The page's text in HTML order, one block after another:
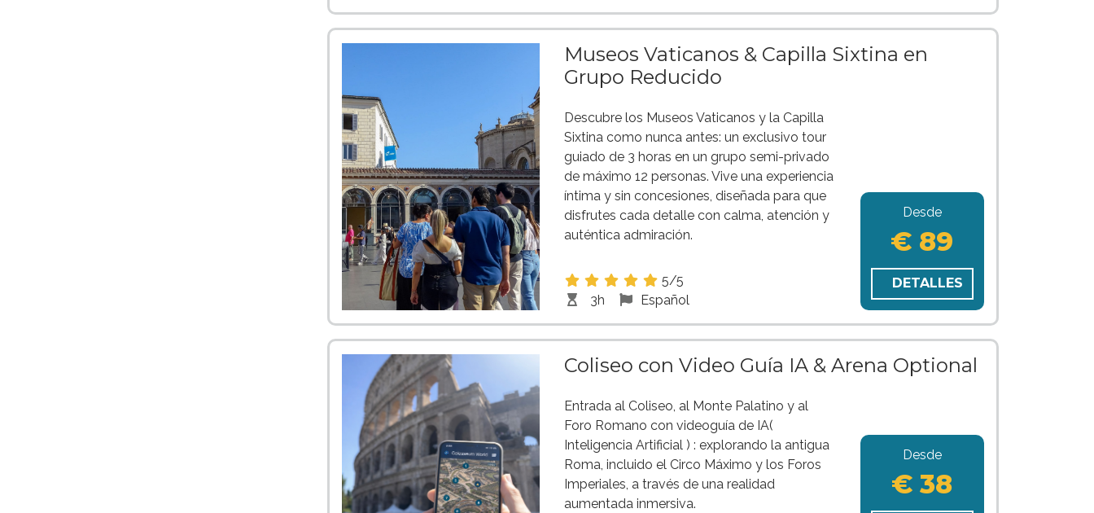
Museos Vaticanos & Capilla Sixtina en
Grupo Reducido
Descubre los Museos Vaticanos y la Capilla
Sixtina como nunca antes: un exclusivo tour
guiado de 3 horas en un grupo semi-privado
de máximo 12 personas. Vive una experiencia
íntima y sin concesiones, diseñada para que
disfrutes cada detalle con calma, atención y
auténtica admiración.
5/5
3h
Español
Desde
€ 89
DETALLES
Coliseo con Video Guía IA & Arena Optional
Entrada al Coliseo, al Monte Palatino y al
Foro Romano con videoguía de IA(
Inteligencia Artificial ) : explorando la antigua
Roma, incluido el Circo Máximo y los Foros
Imperiales, a través de una realidad
aumentada inmersiva.
Desde
€ 38